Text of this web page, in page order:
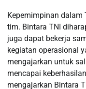
Kepemimpinan dalam
tim. Bintara TNI
juga dapat bekerja
kegiatan operasional
mengajarkan untuk
mencapai
mengajarkan Bintara